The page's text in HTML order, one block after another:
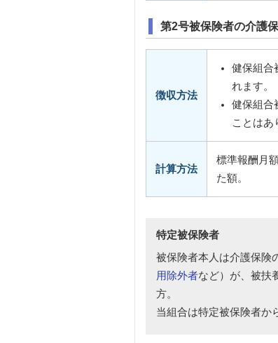
第2号被保険者の介護
徴収方法
健保組合
れます。
健保組合
ことはあ
計算方法
標準報酬月
た額。
特定被保険者
被保険者本人は介護保険
用除外者など）が、被扶
方。
当組合は特定被保険者か